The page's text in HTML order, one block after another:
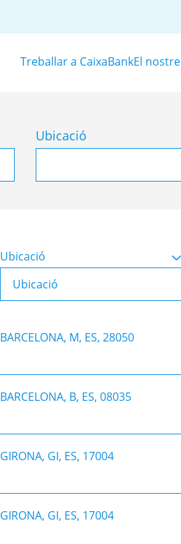
Treballar a CaixaBankEl
Ubicació
Ubicació
BARCELONA, M, ES, 28050
BARCELONA, B, ES, 08035
GIRONA, GI, ES, 17004
GIRONA, GI, ES, 17004